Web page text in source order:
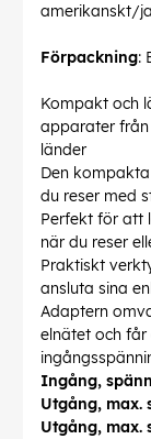
amerikanskt/
Förpackning:
Kompakt och
apparater från
länder
Den
du reser med
Perfekt för att
när du reser
Praktiskt
ansluta sina
Adaptern
elnätet och får
Ingång,
Utgång, max.
Utgång, max.